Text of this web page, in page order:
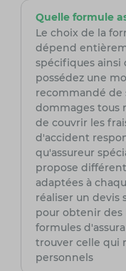
Quelle formule
Le choix de la
dépend
spécifiques ainsi
possédez une
recommandé de
dommages tous
de couvrir les
d'accident
qu'assureur
propose
adaptées à
réaliser un devis
pour obtenir des
formules
trouver celle qui
personnels